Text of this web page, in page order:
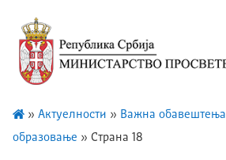
» Актуелности » Важна обавештења
образовање » Страна 18